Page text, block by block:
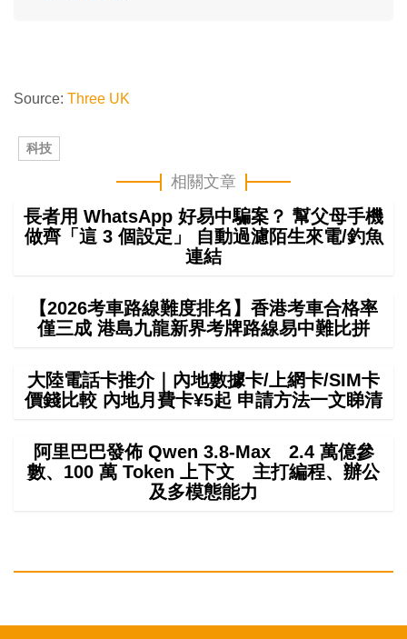
Source: Three UK
科技
相關文章
長者用 WhatsApp 好易中騙案？ 幫父母手機
做齊「這 3 個設定」 自動過濾陌生來電/釣魚
連結
【2026考車路線難度排名】香港考車合格率
僅三成 港島九龍新界考牌路線易中難比拼
大陸電話卡推介｜內地數據卡/上網卡/SIM卡
價錢比較 內地月費卡¥5起 申請方法一文睇清
阿里巴巴發佈 Qwen 3.8-Max 2.4 萬億參
數、100 萬 Token 上下文 主打編程、辦公
及多模態能力